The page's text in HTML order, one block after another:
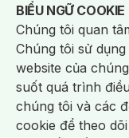
Chăm Sóc Cá Nhân
Chống Muỗi /Khẩu Trang /
Sản Phẩm Chăm Sóc Khác /
Hỗ Trợ Trắng Răng/Kem
Tăm / Chỉ Nha Khoa/ Xịt
Khăn Ướt Vệ Sinh Vùng Kín/
Máy Cạo Râu
Vấn Đề Về Da
Da Dầu / Lỗ Chân Lông To/
Da Nhạy Cảm / Kích Ứng
Da
Quầng Thâm & Bọng Mắt /Sẹo
BIỂU NGỮ COOKIE
Notice about cookies
Chúng tôi quan
Chúng tôi sử
website của
suốt quá trình
chúng tôi và các
cookie để theo